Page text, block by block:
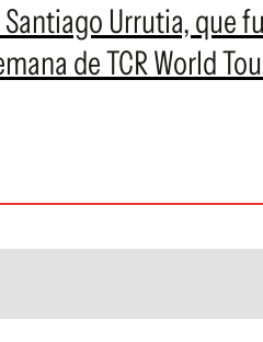
Urrutia, que
de TCR World